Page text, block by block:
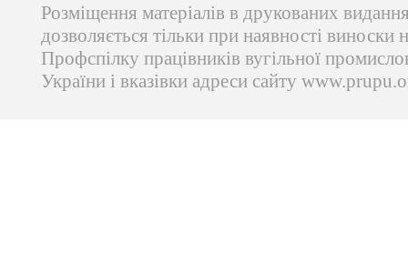
Розміщення матеріалів в друкованих
дозволяється тільки при наявності виноски
Профспілку працівників вугільної
України і вказівки адреси сайту